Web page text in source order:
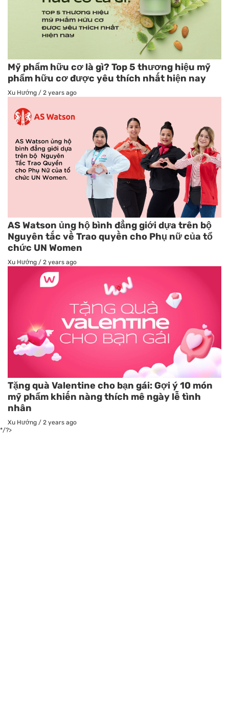
Mỹ phẩm hữu cơ là gì? Top 5 thương hiệu mỹ
phẩm hữu cơ được yêu thích nhất hiện nay
Xu Hướng / 2 years ago
AS Watson ủng hộ bình đẳng giới dựa trên bộ
Nguyên tắc về Trao quyền cho Phụ nữ của tổ
chức UN Women
Xu Hướng / 2 years ago
Tặng quà Valentine cho bạn gái: Gợi ý 10 món
mỹ phẩm khiến nàng thích mê ngày lễ tình
nhân
Xu Hướng / 2 years ago
*/?>